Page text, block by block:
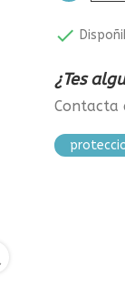

¿Tes
Contacta